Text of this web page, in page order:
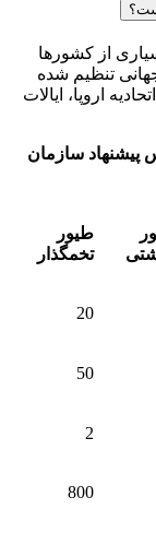
از کشورها
جهانی تنظیم شده
اروپا، ایالات
پیشنهاد سازمان
طیور
تخمگذار
20
50
2
800